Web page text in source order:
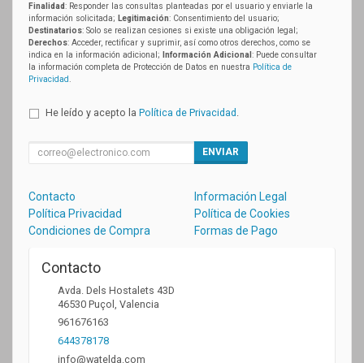
Finalidad: Responder las consultas planteadas por el usuario y enviarle la
información solicitada; Legitimación: Consentimiento del usuario;
Destinatarios: Solo se realizan cesiones si existe una obligación legal;
Derechos: Acceder, rectificar y suprimir, así como otros derechos, como se
indica en la información adicional;
Información Adicional : Puede consultar
la información completa de Protección de Datos en nuestra Política de
Privacidad
He leído y acepto la Política de Privacidad
ENVIAR
Contacto
Información Legal
Política Privacidad
Política de Cookies
Condiciones de Compra
Formas de Pago
Contacto
Avda. Dels Hostalets 43D
46530 Puçol
Valencia
961676163
644378178
info@watelda.com